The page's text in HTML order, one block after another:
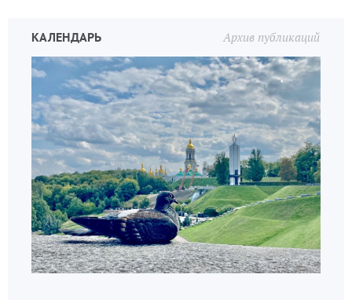
Архив публикаций
КАЛЕНДАРЬ